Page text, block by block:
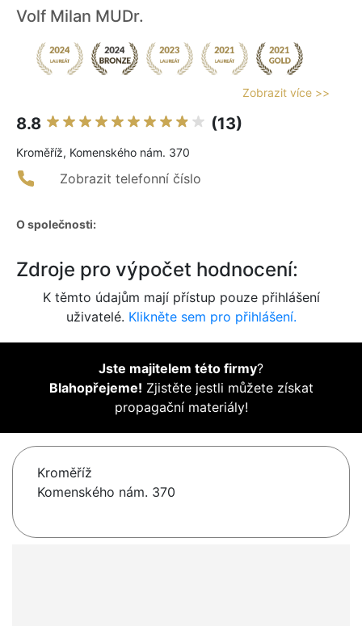
Volf Milan MUDr.
Zobrazit více >>
8.8 (13)
Kroměříž, Komenského nám. 370
Zobrazit telefonní číslo
O společnosti:
Zdroje pro výpočet hodnocení:
K těmto údajům mají přístup pouze přihlášení
uživatelé. Klikněte sem pro přihlášení.
Jste majitelem této firmy?
Blahopřejeme! Zjistěte jestli můžete získat
propagační materiály!
Kroměříž
Komenského nám. 370